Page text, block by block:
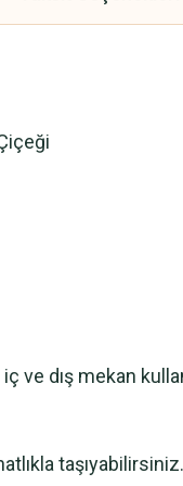
ve dış mekan
taşıyabilirsiniz.